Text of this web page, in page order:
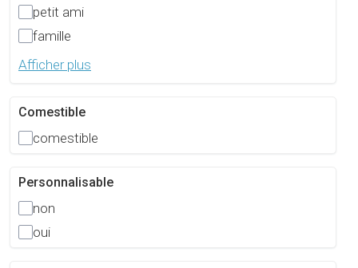
petit ami
famille
Afficher plus
Comestible
comestible
Personnalisable
non
oui